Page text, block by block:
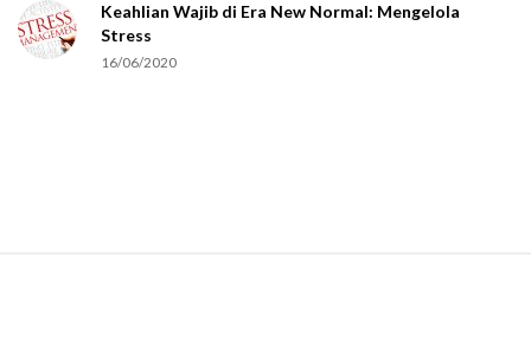
Keahlian Wajib di Era New Normal: Mengelola
Stress
16/06/2020